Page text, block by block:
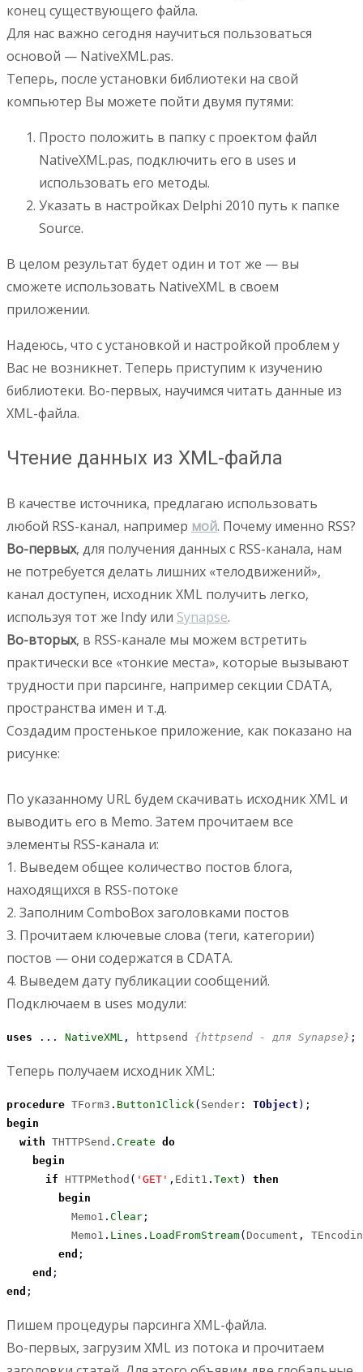
конец существующего файла.
Для нас важно сегодня научиться пользоваться
основой — NativeXML.pas.
Теперь, после установки библиотеки на свой
компьютер Вы можете пойти двумя путями:
Просто положить в папку с проектом файл
NativeXML.pas, подключить его в uses и
использовать его методы.
Указать в настройках Delphi 2010 путь к папке
Source.
В целом результат будет один и тот же — вы
сможете использовать NativeXML в своем
приложении.
Надеюсь, что с установкой и настройкой проблем у
Вас не возникнет. Теперь приступим к изучению
библиотеки. Во-первых, научимся читать данные из
XML-файла.
Чтение данных из XML-файла
В качестве источника, предлагаю использовать
любой RSS-канал, например мой. Почему именно RSS?
Во-первых, для получения данных с RSS-канала, нам
не потребуется делать лишних «телодвижений»,
канал доступен, исходник XML получить легко,
используя тот же Indy или Synapse.
Во-вторых, в RSS-канале мы можем встретить
практически все «тонкие места», которые вызывают
трудности при парсинге, например секции CDATA,
пространства имен и т.д.
Создадим простенькое приложение, как показано на
рисунке:
По указанному URL будем скачивать исходник XML и
выводить его в Memo. Затем прочитаем все
элементы RSS-канала и:
1. Выведем общее количество постов блога,
находящихся в RSS-потоке
2. Заполним ComboBox заголовками постов
3. Прочитаем ключевые слова (теги, категории)
постов — они содержатся в CDATA.
4. Выведем дату публикации сообщений.
Подключаем в uses модули:
uses ... NativeXML , httpsend {httpsend - для Synapse} ;
Теперь получаем исходник XML:
procedure TForm3 . Button1Click ( Sender : TObject ) ;
begin
with THTTPSend . Create do
begin
if HTTPMethod ( 'GET' , Edit1 . Text )
then
begin
          Memo1
. Clear ;
          Memo1
. Lines . LoadFromStream( Document ,
end ;
end ;
end ;
Пишем процедуры парсинга XML-файла.
Во-первых, загрузим XML из потока и прочитаем